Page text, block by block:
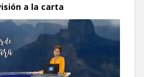
a la carta